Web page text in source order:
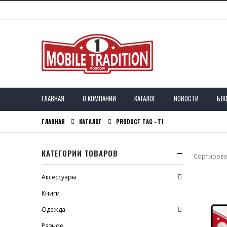
ГЛАВНАЯ О КОМПАНИИ КАТАЛОГ НОВОСТИ
ГЛАВНАЯ КАТАЛОГ PRODUCT TAG - T1
КАТЕГОРИИ ТОВАРОВ
Аксессуары
Книги
Одежда